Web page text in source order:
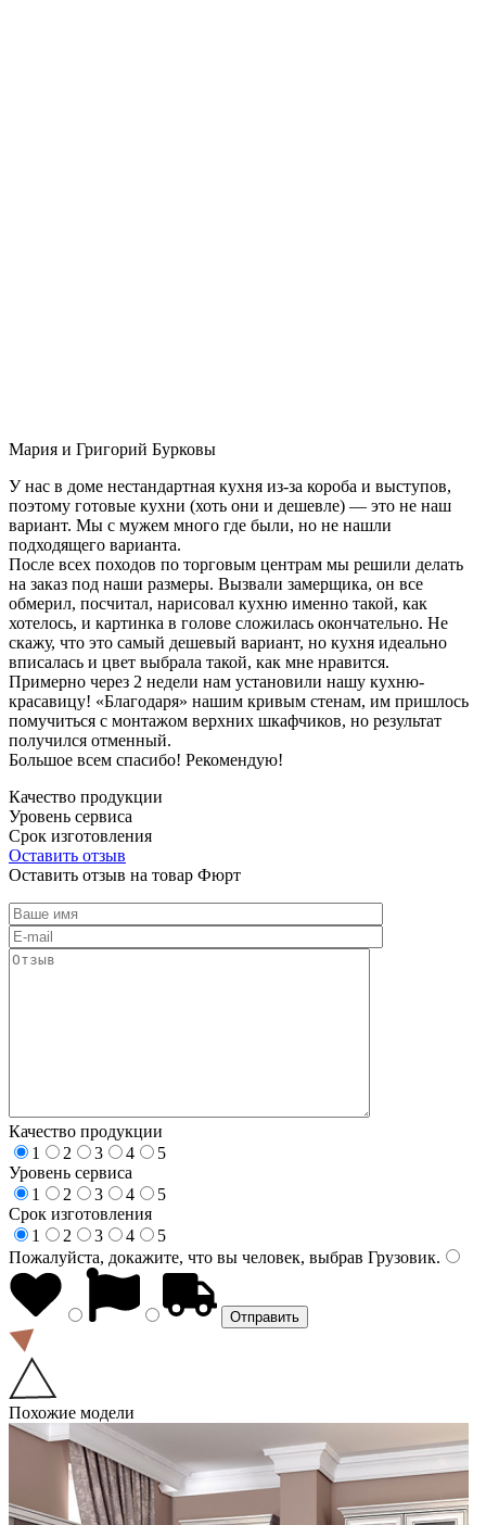
Мария и Григорий Бурковы
У нас в доме нестандартная кухня из-за короба и выступов,
поэтому готовые кухни (хоть они и дешевле) — это не наш
вариант. Мы с мужем много где были, но не нашли
подходящего варианта.
После всех походов по торговым центрам мы решили делать
на заказ под наши размеры. Вызвали замерщика, он все
обмерил, посчитал, нарисовал кухню именно такой, как
хотелось, и картинка в голове сложилась окончательно. Не
скажу, что это самый дешевый вариант, но кухня идеально
вписалась и цвет выбрала такой, как мне нравится.
Примерно через 2 недели нам установили нашу кухню-
красавицу! «Благодаря» нашим кривым стенам, им пришлось
помучиться с монтажом верхних шкафчиков, но результат
получился отменный.
Большое всем спасибо! Рекомендую!
Качество продукции
Уровень сервиса
Срок изготовления
Оставить отзыв
Оставить отзыв на товар Фюрт
Качество продукции
1
2 3 4
5
Уровень сервиса
1
2 3 4
5
Срок изготовления
1
2 3 4
5
Пожалуйста, докажите, что вы человек, выбрав Грузовик.
Похожие модели